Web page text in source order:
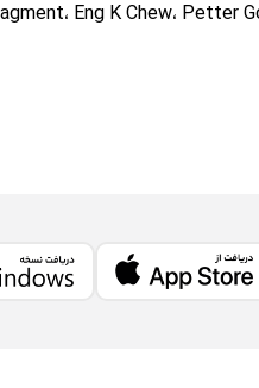
، Eng K Chew، Petter